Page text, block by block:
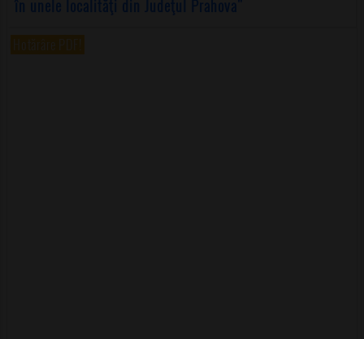
în unele localităţi din Judeţul Prahova"